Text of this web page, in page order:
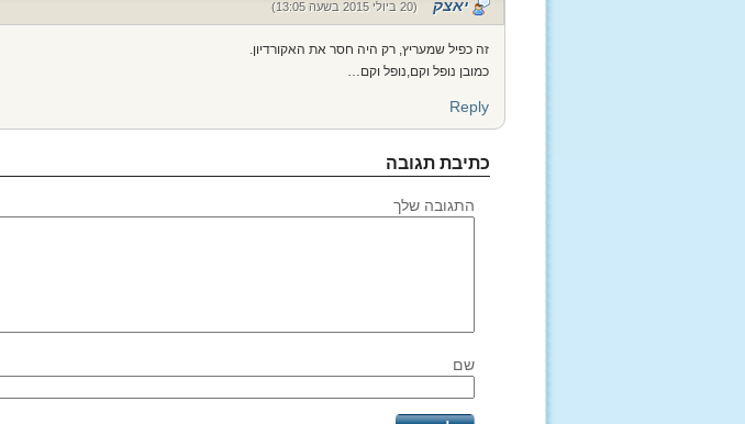
יאצק (20 ביולי 2015 בשעה 13:05)
זה כפיל שמעריץ, רק היה חסר את האקורדיון.
כמובן נופל וקם,נופל וקם…
Reply
כתיבת תגובה
התגובה שלך
שם